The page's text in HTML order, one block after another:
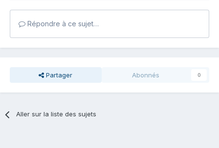
Répondre à ce sujet…
Partager Abonnés 0
Aller sur la liste des sujets